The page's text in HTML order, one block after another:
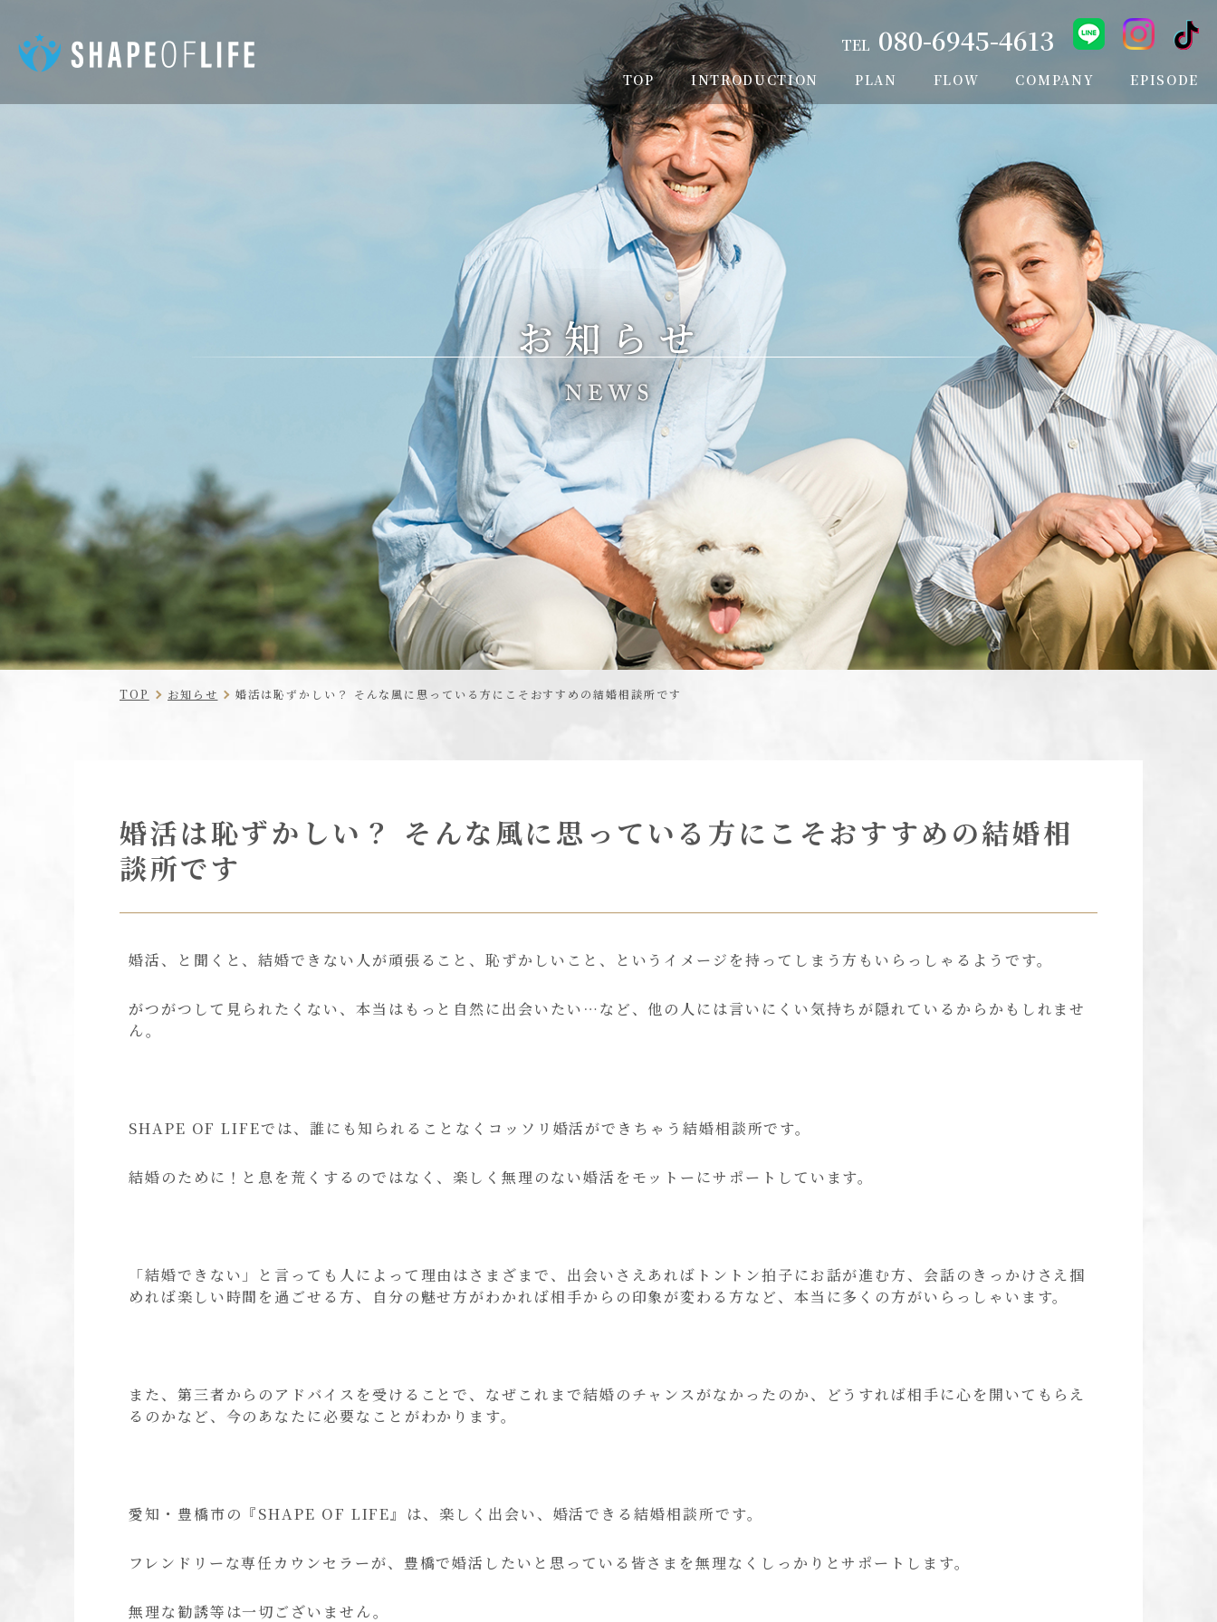
TEL 080-6945-4613
TOP INTRODUCTION PLAN FLOW COMPANY EPISODE
TOP お知らせ 婚活は恥ずかしい？ そんな風に思っている方にこそおすすめの結婚相談所です
婚活は恥ずかしい？ そんな風に思っている方にこそおすすめの結婚相
談所です
婚活、と聞くと、結婚できない人が頑張ること、恥ずかしいこと、というイメージを持ってしまう方もいらっしゃるようです。
がつがつして見られたくない、本当はもっと自然に出会いたい…など、他の人には言いにくい気持ちが隠れているからかもしれませ
ん。
SHAPE OF LIFEでは、誰にも知られることなくコッソリ婚活ができちゃう結婚相談所です。
結婚のために！と息を荒くするのではなく、楽しく無理のない婚活をモットーにサポートしています。
「結婚できない」と言っても人によって理由はさまざまで、出会いさえあればトントン拍子にお話が進む方、会話のきっかけさえ掴
めれば楽しい時間を過ごせる方、自分の魅せ方がわかれば相手からの印象が変わる方など、本当に多くの方がいらっしゃいます。
また、第三者からのアドバイスを受けることで、なぜこれまで結婚のチャンスがなかったのか、どうすれば相手に心を開いてもらえ
るのかなど、今のあなたに必要なことがわかります。
愛知・豊橋市の『SHAPE OF LIFE』は、楽しく出会い、婚活できる結婚相談所です。
フレンドリーな専任カウンセラーが、豊橋で婚活したいと思っている皆さまを無理なくしっかりとサポートします。
無理な勧誘等は一切ございません。